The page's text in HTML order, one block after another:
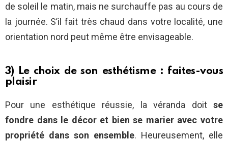
de soleil le matin, mais ne surchauffe pas au cours de
la journée. S’il fait très chaud dans votre localité, une
orientation nord peut même être envisageable.
3) Le choix de son esthétisme : faites-vous
plaisir
Pour une esthétique réussie, la véranda doit se
fondre dans le décor et bien se marier avec votre
propriété dans son ensemble. Heureusement, elle